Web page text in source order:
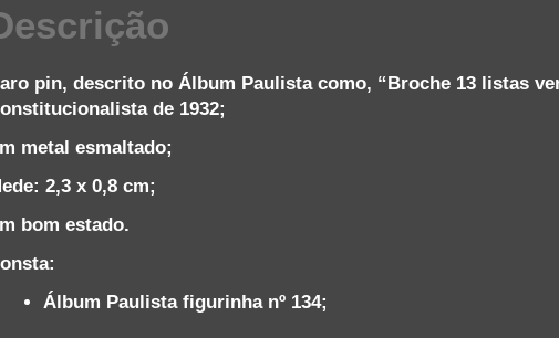
pin, descrito no Álbum Paulista como, “Broche 13 listas
de 1932;
metal esmaltado;
2,3 x 0,8 cm;
bom estado.
Álbum Paulista figurinha nº 134;